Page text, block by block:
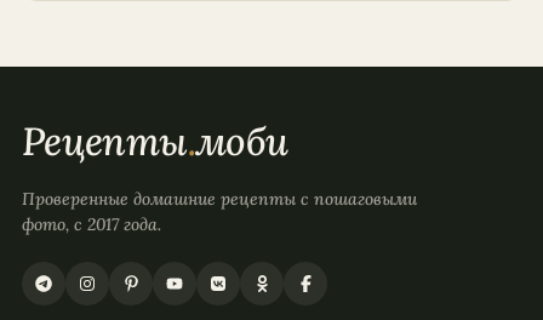
Рецепты.моби
Проверенные домашние рецепты с пошаговыми
фото, с 2017 года.